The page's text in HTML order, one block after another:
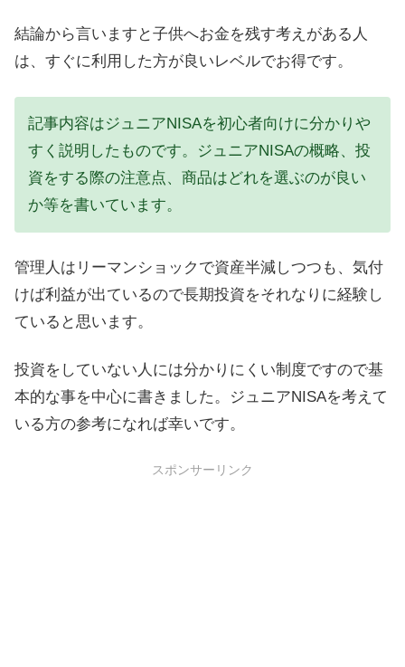
結論から言いますと子供へお金を残す考えがある人
は、すぐに利用した方が良いレベルでお得です。
記事内容はジュニアNISAを初心者向けに分かりや
すく説明したものです。ジュニアNISAの概略、投
資をする際の注意点、商品はどれを選ぶのが良い
か等を書いています。
管理人はリーマンショックで資産半減しつつも、気付
けば利益が出ているので長期投資をそれなりに経験し
ていると思います。
投資をしていない人には分かりにくい制度ですので基
本的な事を中心に書きました。ジュニアNISAを考えて
いる方の参考になれば幸いです。
スポンサーリンク